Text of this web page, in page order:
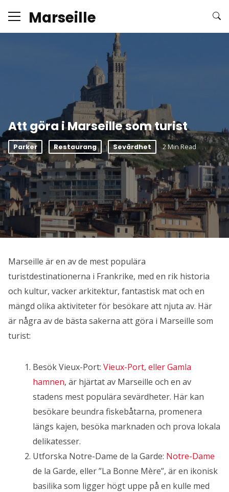
Marseille
Att göra i Marseille som turist
Parker Restaurang Sevärdhet 2 Min Read
Marseille är en av de mest populära
turistdestinationerna i Frankrike, med en rik historia
och kultur, vacker arkitektur, fantastisk mat och en
mängd olika aktiviteter för besökare att njuta av. Här
är några av de bästa sakerna att göra i Marseille som
turist:
Besök Vieux-Port: Vieux-Port, eller Gamla
hamnen, är hjärtat av Marseille och en av
stadens mest populära sevärdheter. Här kan
besökare beundra fiskebåtarna, promenera
längs kajen, besöka marknaden och prova lokala
delikatesser.
Utforska Notre-Dame de la Garde: Notre-Dame
de la Garde, eller ”La Bonne Mère”, är en ikonisk
basilika som ligger högt uppe på en kulle med